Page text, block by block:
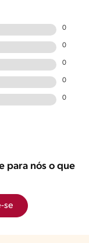
0
0
0
0
0
para nós o que
se